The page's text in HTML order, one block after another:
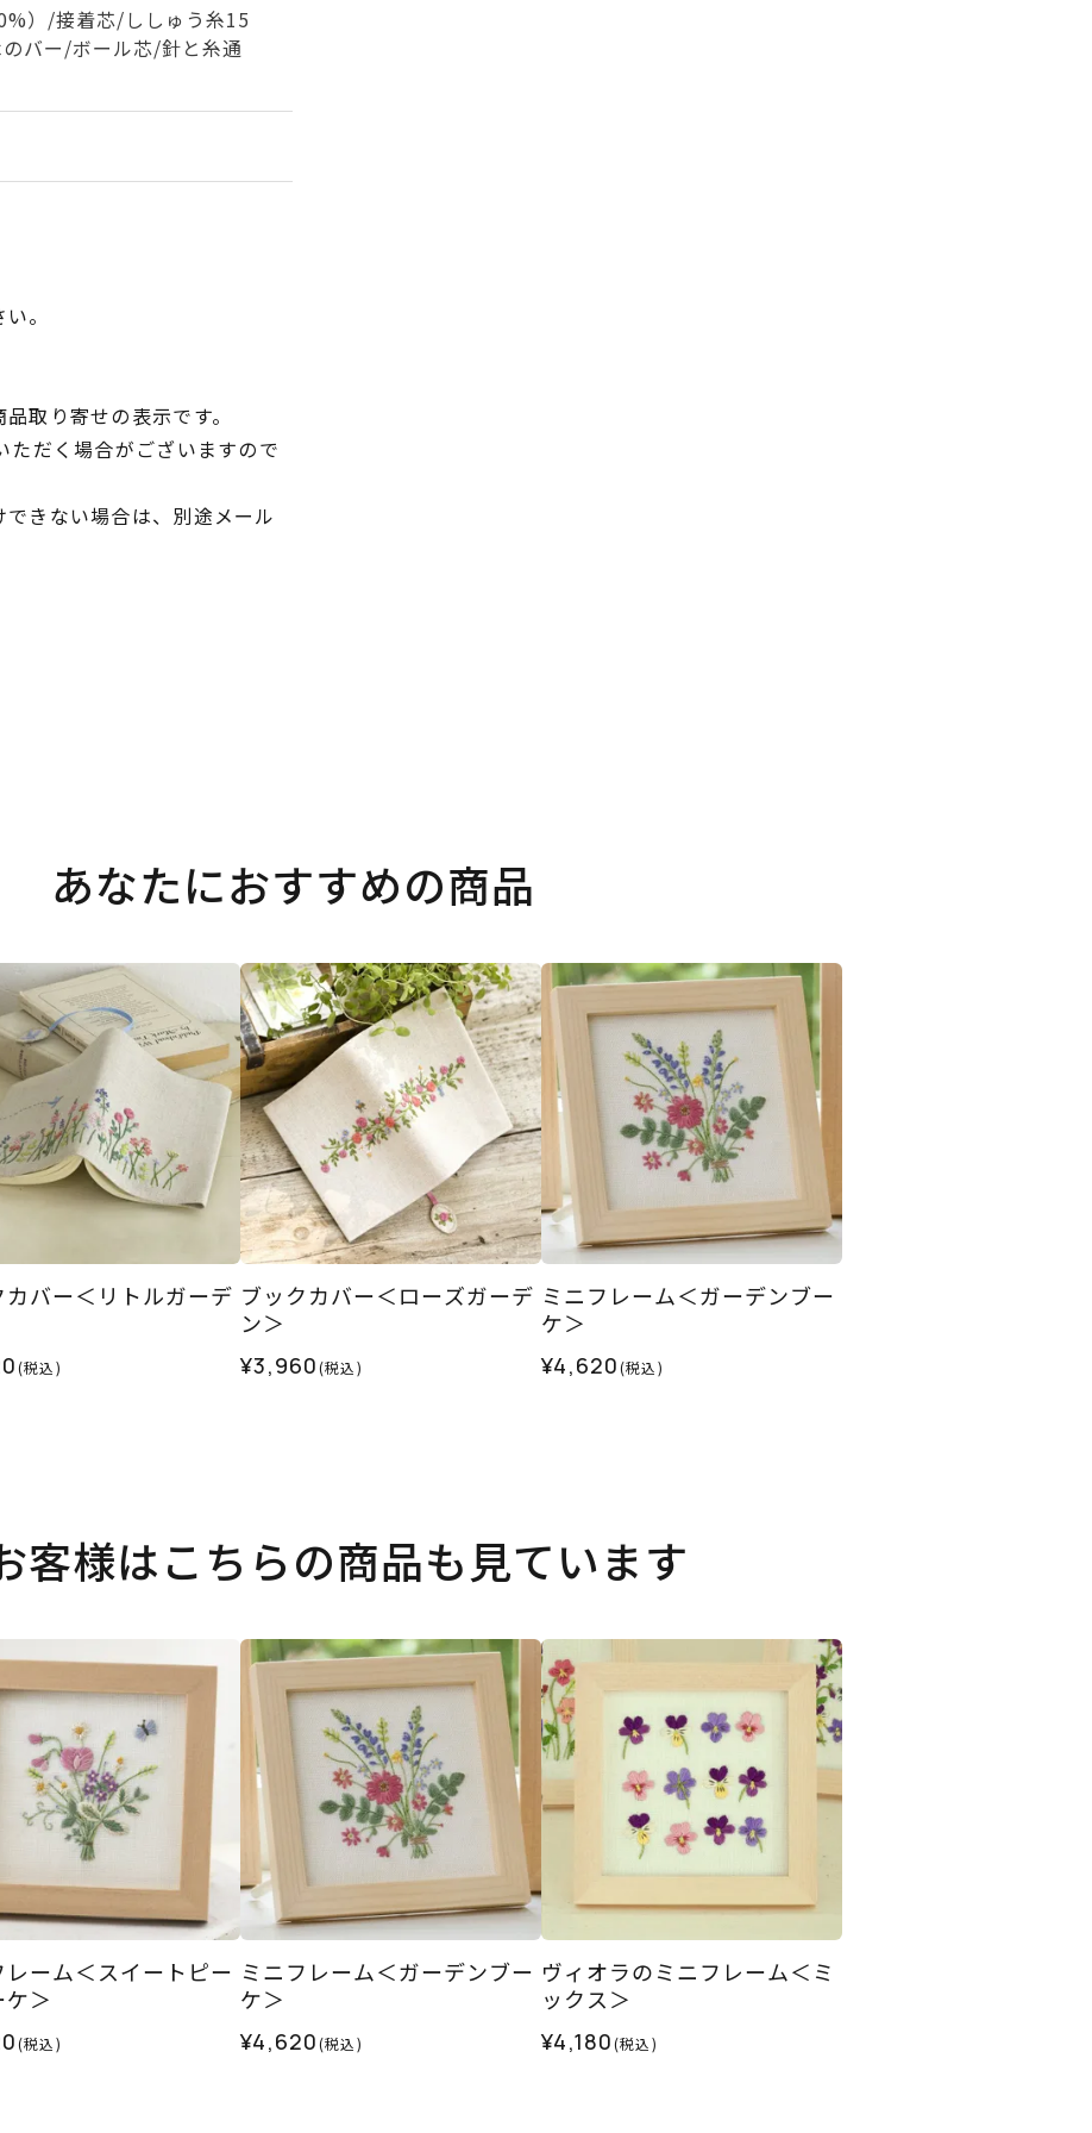
）/接着芯/ししゅう糸15
バー/ボール芯/針と糸通
。
取り寄せの表示です。
だく場合がございますので
きない場合は、別途メール
あなたにおすすめの商品
カバー＜リトルガーデ
(税込)
ブックカバー＜ローズガーデ
ン＞
¥3,960(税込)
ミニフレーム＜ガーデンブー
ケ＞
¥4,620(税込)
客様はこちらの商品も見ています
レーム＜スイートピー
＞
(税込)
ミニフレーム＜ガーデンブー
ケ＞
¥4,620(税込)
ヴィオラのミニフレーム＜ミ
ックス＞
¥4,180(税込)